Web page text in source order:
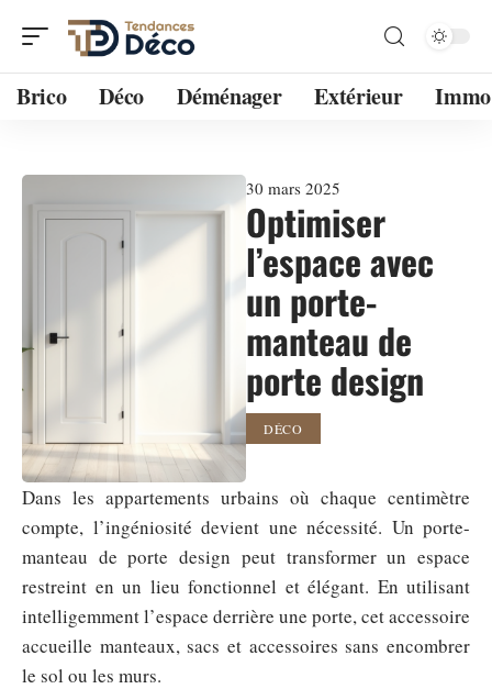
Brico Déco Déménager Extérieur Immo
30 mars 2025
Optimiser
l’espace avec
un porte-
manteau de
porte design
DÉCO
Dans les appartements urbains où chaque centimètre
compte, l’ingéniosité devient une nécessité. Un porte-
manteau de porte design peut transformer un espace
restreint en un lieu fonctionnel et élégant. En utilisant
intelligemment l’espace derrière une porte, cet accessoire
accueille manteaux, sacs et accessoires sans encombrer
le sol ou les murs.